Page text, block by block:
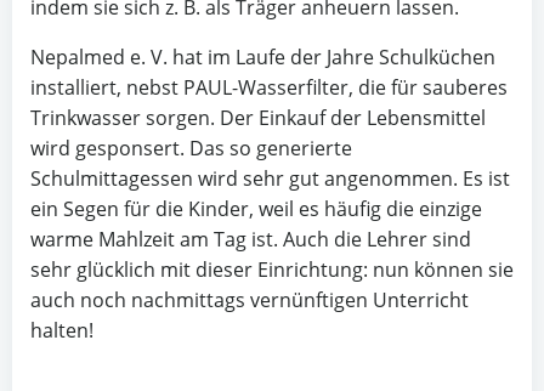
indem sie sich z. B. als Träger anheuern lassen.
Nepalmed e. V. hat im Laufe der Jahre Schulküchen
installiert, nebst PAUL-Wasserfilter, die für sauberes
Trinkwasser sorgen. Der Einkauf der Lebensmittel
wird gesponsert. Das so generierte
Schulmittagessen wird sehr gut angenommen. Es ist
ein Segen für die Kinder, weil es häufig die einzige
warme Mahlzeit am Tag ist. Auch die Lehrer sind
sehr glücklich mit dieser Einrichtung: nun können sie
auch noch nachmittags vernünftigen Unterricht
halten!